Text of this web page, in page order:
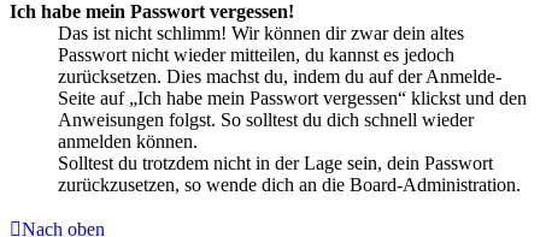
Ich habe mein Passwort vergessen!
Das ist nicht schlimm! Wir können dir zwar dein altes
Passwort nicht wieder mitteilen, du kannst es jedoch
zurücksetzen. Dies machst du, indem du auf der Anmelde-
Seite auf „Ich habe mein Passwort vergessen“ klickst und den
Anweisungen folgst. So solltest du dich schnell wieder
anmelden können.
Solltest du trotzdem nicht in der Lage sein, dein Passwort
zurückzusetzen, so wende dich an die Board-Administration.
Nach oben